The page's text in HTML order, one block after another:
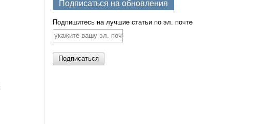
Подписаться на обновления
Подпишитесь на лучшие статьи по эл. почте